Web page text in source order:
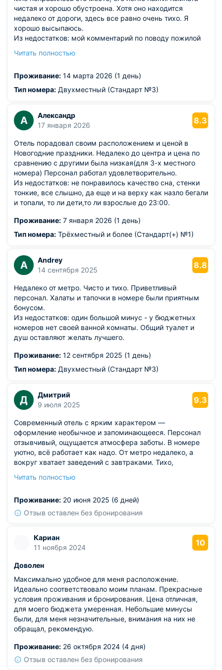
чистая и хорошо обустроена. Хотя оно находится
недалеко от дороги, здесь все равно очень тихо. Я
хорошо высыпаюсь.
Из недостатков: мой комментарий по поводу пожилой
строгая. В момент моего выезда я подошла к номеру
Я ожидала, что она проверит номер перед моим
отъездом, но она этого не сделала. Я подождала еще
уйду. И снова она этого не сделала. Что я сделала? Я
сфотографировала свой номер, чтобы у меня были
Читать полностью
Проживание: 14 марта 2026 (1 день)
Тип номера: Двухместный (Стандарт №3)
А
Александр
17 января 2026
8.3
Отель порадовал своим расположением и ценой в
Новогодние праздники. Недалеко до центра и цена по
сравнению с другими была низкая(для 3-х местного
номера) Персонал работал удовлетворительно.
Из недостатков: не понравилось качество сна, стенки
тонкие, все слышно, да еще и на верху как назло бегали
и топали, то ли дети,то ли взрослые до 23:00.
Проживание: 7 января 2026 (1 день)
Тип номера: Трёхместный и более (Стандарт(+) №1)
A
Andrey
14 сентября 2025
8.8
Недалеко от метро. Чисто и тихо. Приветливый
персонал. Халаты и тапочки в номере были приятным
бонусом.
Из недостатков: один большой минус - у бюджетных
номеров нет своей ванной комнаты. Общий туалет и
душ оставляют желать лучшего.
Проживание: 12 сентября 2025 (1 день)
Тип номера: Двухместный (Стандарт №3)
Д
Дмитрий
9 июля 2025
9.3
Современный отель с ярким характером —
оформление необычное и запоминающееся. Персонал
отзывчивый, ощущается атмосфера заботы. В номере
уютно, всё работает как надо. От метро недалеко, а
вокруг хватает заведений с завтраками. Тихо,
креативный и немного нестандартный подход к
Из недостатков: в холле не хватает мест, где можно
присесть с кофе.
Читать полностью
Проживание: 20 июня 2025 (6 дней)
Отзыв оставлен без бронирования
Кариан
11 ноября 2024
10
Доволен
Максимально удобное для меня расположение.
Идеально соответствовало моим планам. Прекрасные
условия проживания и бронирования. Цена отличная,
для моего бюджета умеренная. Небольшие минусы
были, для меня незначительные, внимания на них не
обращал, рекомендую.
Проживание: 26 октября 2024 (4 дня)
Отзыв оставлен без бронирования